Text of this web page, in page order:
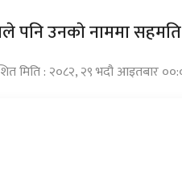
पनि उनकाे नाममा
मिति : २०८२, २९ भदौ आइतबार